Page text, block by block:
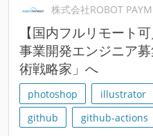
株式会社ROBOT
【国内フルリモート
事業開発エンジニア
術戦略家」へ
photoshop illustrator
github
github-actions